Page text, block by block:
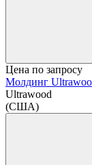
Цена по запросу
Молдинг
Ultrawood
(США)